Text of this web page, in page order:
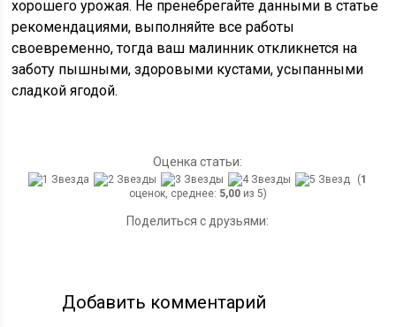
хорошего урожая. Не пренебрегайте данными в статье
рекомендациями, выполняйте все работы
своевременно, тогда ваш малинник откликнется на
заботу пышными, здоровыми кустами, усыпанными
сладкой ягодой.
Оценка статьи:
(1
оценок, среднее: 5,00из 5)
Поделиться с друзьями:
Добавить комментарий